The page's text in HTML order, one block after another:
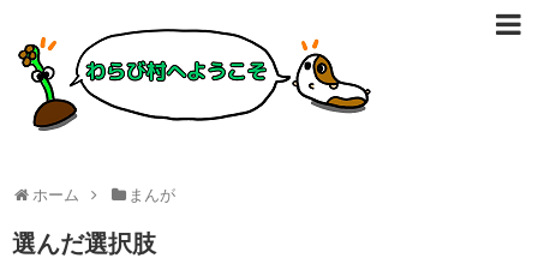
ホーム まんが
選んだ選択肢